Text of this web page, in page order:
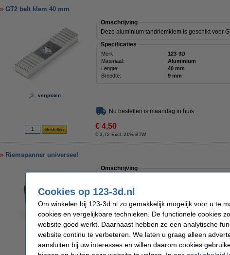
GT2 belt klem 40 mm
vergroten
Omschrijving
Deze aluminium tandriemklem is geschikt voor
Specificaties
Merk: 123-3D
Materiaal:
Aluminium
Lengte:
40 mm
Breedte:
9 mm
Nu bestellen is maandag in huis
€ 4,50
€ 3,72 Excl. 21% BTW
Riemspanner universeel
Omschrijving
Breng eenvoudig uw 3D printer riemen op
Specificaties
Merk: 123-3D
Materiaal:
Staal
Lengte:
Cookies op 123-3d.nl
Om winkelen bij 123-3d.nl zo gemakkelijk mogelijk voor u te
cookies en vergelijkbare technieken. De functionele cookies
website goed werkt. Daarnaast hebben ze een analytische
website continu te verbeteren. We laten u graag alleen
aansluiten bij uw interesses en willen daarom cookies